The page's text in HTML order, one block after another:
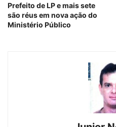
Prefeito de LP e mais sete
são réus em nova ação do
Ministério Público